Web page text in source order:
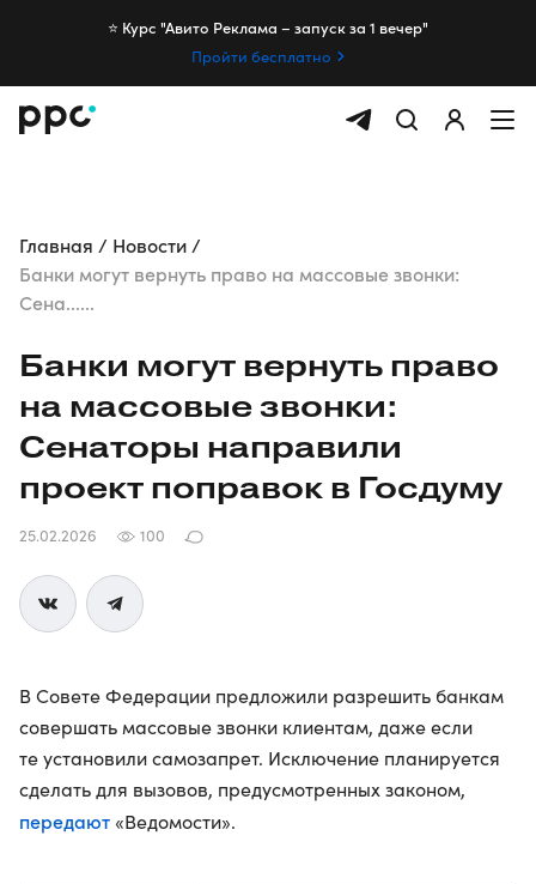
⭐️ Курс "Авито Реклама – запуск за 1 вечер"
Пройти бесплатно
Главная
Новости
Банки могут вернуть право на массовые звонки:
Сена......
Банки могут вернуть право
на массовые звонки:
Сенаторы направили
проект поправок в Госдуму
25.02.2026 100
В Совете Федерации предложили разрешить банкам
совершать массовые звонки клиентам, даже если
те установили самозапрет. Исключение планируется
сделать для вызовов, предусмотренных законом,
передают «Ведомости».